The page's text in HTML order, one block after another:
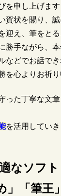
を申し上げます
賀状を賜り、
迎え、筆をと
勝手ながら、
などでお話で
った丁寧な文
を活用していき
なソフト
」「筆王」